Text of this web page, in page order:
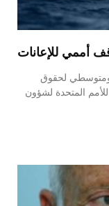
أممي للإعانات
المرصد الأورومتوسطي لحقوق
المتحدة لشؤون